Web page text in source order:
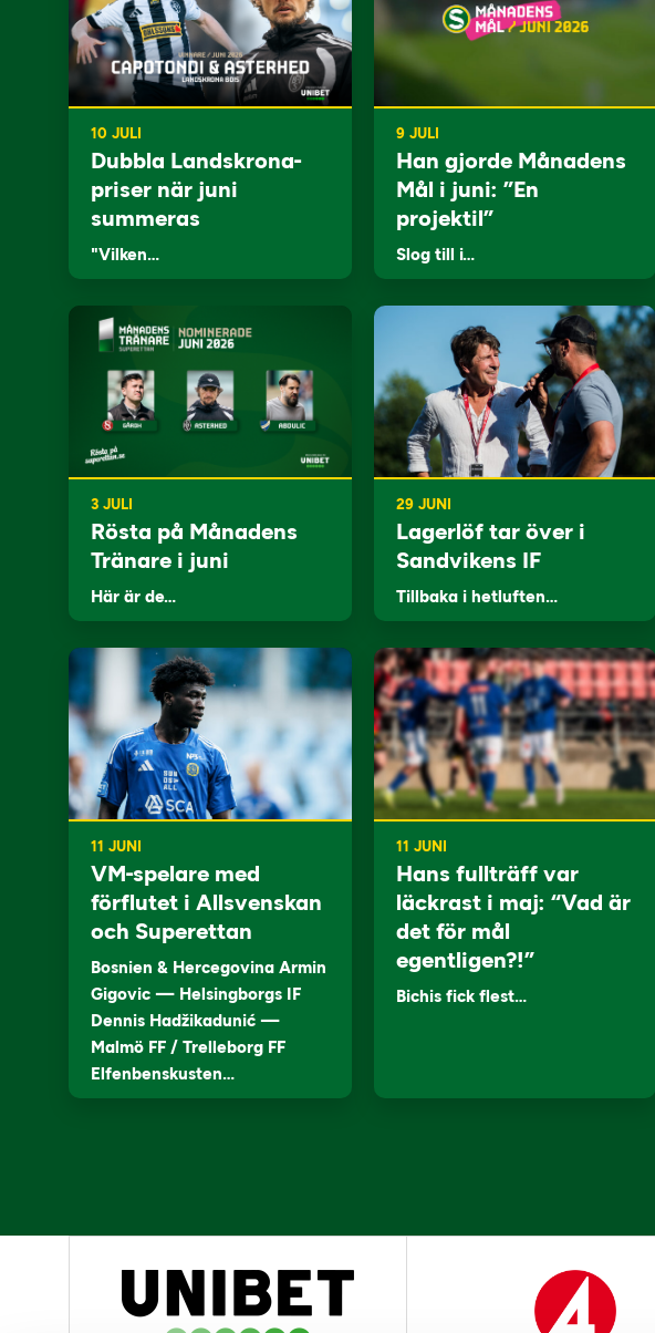
10 JULI
Dubbla Landskrona-
priser när juni
summeras
"Vilken…
9 JULI
Han gjorde Månadens
Mål i juni: ”En
projektil”
Slog till i…
3 JULI
Rösta på Månadens
Tränare i juni
Här är de…
29 JUNI
Lagerlöf tar över i
Sandvikens IF
Tillbaka i hetluften…
11 JUNI
VM-spelare med
förflutet i Allsvenskan
och Superettan
Bosnien & Hercegovina Armin
Gigovic — Helsingborgs IF
Dennis Hadžikadunić —
Malmö FF / Trelleborg FF
Elfenbenskusten…
11 JUNI
Hans fullträff var
läckrast i maj: “Vad är
det för mål
egentligen?!”
Bichis fick flest…